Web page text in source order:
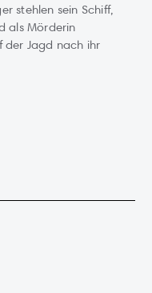
stehlen sein Schiff,
als Mörderin
der Jagd nach ihr